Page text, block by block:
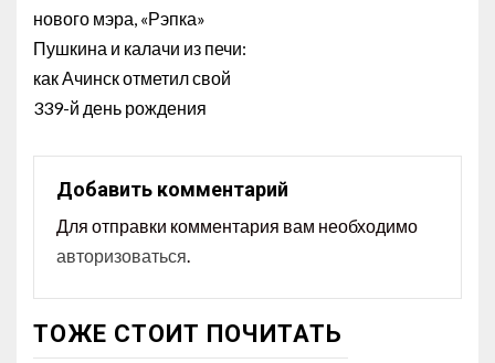
нового мэра, «Рэпка»
Пушкина и калачи из печи:
как Ачинск отметил свой
339-й день рождения
Добавить комментарий
Для отправки комментария вам необходимо
авторизоваться.
ТОЖЕ СТОИТ ПОЧИТАТЬ